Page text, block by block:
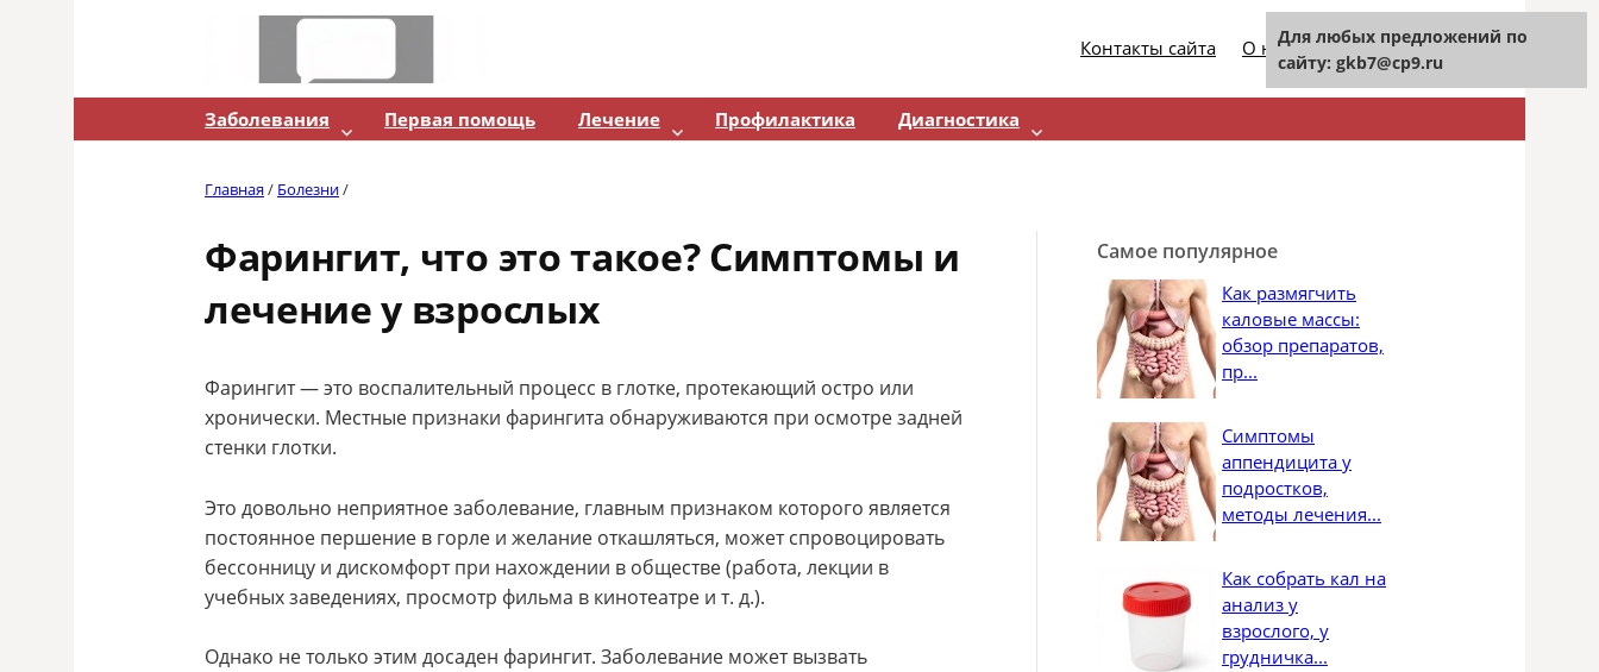
Контакты сайта О нашем проекте
Заболевания Первая помощь Лечение Профилактика Диагностика
Главная/ Болезни/
Фарингит, что это такое? Симптомы и
лечение у взрослых
Фарингит — это воспалительный процесс в глотке, протекающий остро или
хронически. Местные признаки фарингита обнаруживаются при осмотре задней
стенки глотки.
Это довольно неприятное заболевание, главным признаком которого является
постоянное першение в горле и желание откашляться, может спровоцировать
бессонницу и дискомфорт при нахождении в обществе (работа, лекции в
учебных заведениях, просмотр фильма в кинотеатре и т. д.).
Однако не только этим досаден фарингит. Заболевание может вызвать
Самое популярное
Как размягчить
каловые массы:
обзор препаратов,
пр...
Симптомы
аппендицита у
подростков,
методы лечения...
Как собрать кал на
анализ у
взрослого, у
грудничка...
Для любых предложений по
сайту: gkb7@cp9.ru